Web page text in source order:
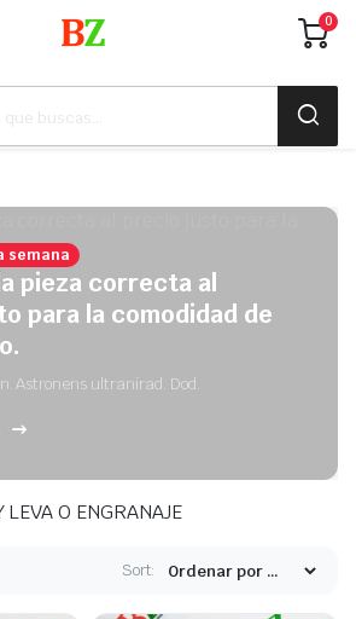
0
semana
pieza correcta al
para la comodidad de
Astronens ultranirad. Dod.
O ENGRANAJE
Sort: